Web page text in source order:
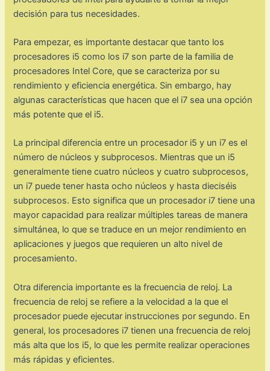
decisión para tus necesidades.
Para empezar, es importante destacar que tanto los
procesadores i5 como los i7 son parte de la familia de
procesadores Intel Core, que se caracteriza por su
rendimiento y eficiencia energética. Sin embargo, hay
algunas características que hacen que el i7 sea una opción
más potente que el i5.
La principal diferencia entre un procesador i5 y un i7 es el
número de núcleos y subprocesos. Mientras que un i5
generalmente tiene cuatro núcleos y cuatro subprocesos,
un i7 puede tener hasta ocho núcleos y hasta dieciséis
subprocesos. Esto significa que un procesador i7 tiene una
mayor capacidad para realizar múltiples tareas de manera
simultánea, lo que se traduce en un mejor rendimiento en
aplicaciones y juegos que requieren un alto nivel de
procesamiento.
Otra diferencia importante es la frecuencia de reloj. La
frecuencia de reloj se refiere a la velocidad a la que el
procesador puede ejecutar instrucciones por segundo. En
general, los procesadores i7 tienen una frecuencia de reloj
más alta que los i5, lo que les permite realizar operaciones
más rápidas y eficientes.